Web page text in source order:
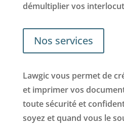
démultiplier vos
Nos services
Lawgic vous permet de
et imprimer vos
toute sécurité et
soyez et quand vous le